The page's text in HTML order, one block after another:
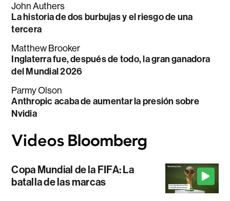
John Authers
La historia de dos burbujas y el riesgo de una
tercera
Matthew Brooker
Inglaterra fue, después de todo, la gran ganadora
del Mundial 2026
Parmy Olson
Anthropic acaba de aumentar la presión sobre
Nvidia
Copa Mundial de la FIFA: La
batalla de las marcas